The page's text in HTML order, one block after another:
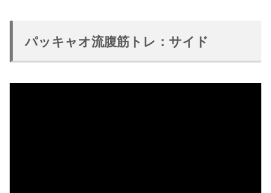
パッキャオ流腹筋トレ：サイド